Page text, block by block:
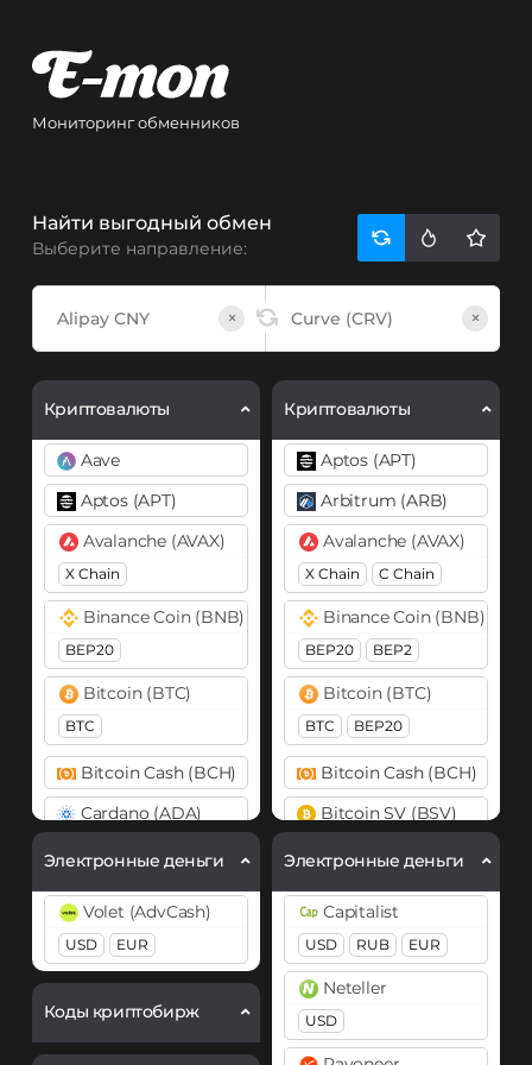
Мониторинг обменников
Найти выгодный обмен
Выберите направление:
× ×
Криптовалюты
Aave
Aptos (APT)
Avalanche (AVAX)
X Chain
Binance Coin (BNB)
BEP20
Bitcoin (BTC)
BTC
Bitcoin Cash (BCH)
Cardano (ADA)
Chainlink (LINK)
Dogecoin (DOGE)
DOGE
Ethereum (ETH)
ERC20 ARB BASE
Электронные деньги
Volet (AdvCash)
USD EUR
Коды криптобирж
Криптовалюты
Aptos (APT)
Arbitrum (ARB)
Avalanche (AVAX)
X Chain C Chain
Binance Coin (BNB)
BEP20 BEP2
Bitcoin (BTC)
BTC BEP20
Bitcoin Cash (BCH)
Bitcoin SV (BSV)
Cardano (ADA)
Cosmos (ATOM)
DASH
Dogecoin (DOGE)
DOGE
Polkadot (DOT)
Электронные деньги
Capitalist
USD RUB EUR
Neteller
USD